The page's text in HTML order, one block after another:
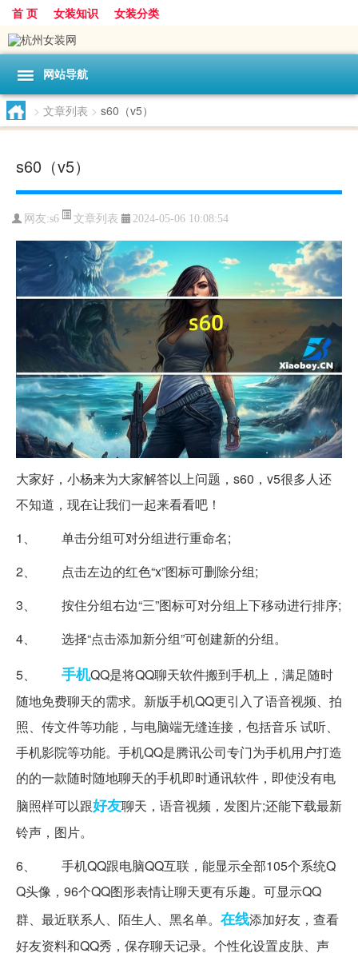
首 页 女装知识 女装分类
网站导航
> 文章列表 > s60（v5）
s60（v5）
网友:s6 文章列表 2024-05-06 10:08:54
大家好，小杨来为大家解答以上问题，s60，v5很多人还
不知道，现在让我们一起来看看吧！
1、 单击分组可对分组进行重命名;
2、 点击左边的红色“x”图标可删除分组;
3、 按住分组右边“三”图标可对分组上下移动进行排序;
4、 选择“点击添加新分组”可创建新的分组。
5、 手机QQ是将QQ聊天软件搬到手机上，满足随时
随地免费聊天的需求。新版手机QQ更引入了语音视频、拍
照、传文件等功能，与电脑端无缝连接，包括音乐 试听、
手机影院等功能。手机QQ是腾讯公司专门为手机用户打造
的的一款随时随地聊天的手机即时通讯软件，即使没有电
脑照样可以跟好友聊天，语音视频，发图片;还能下载最新
铃声，图片。
6、 手机QQ跟电脑QQ互联，能显示全部105个系统Q
Q头像，96个QQ图形表情让聊天更有乐趣。可显示QQ
群、最近联系人、陌生人、黑名单。 在线添加好友，查看
好友资料和QQ秀，保存聊天记录。个性化设置皮肤、声